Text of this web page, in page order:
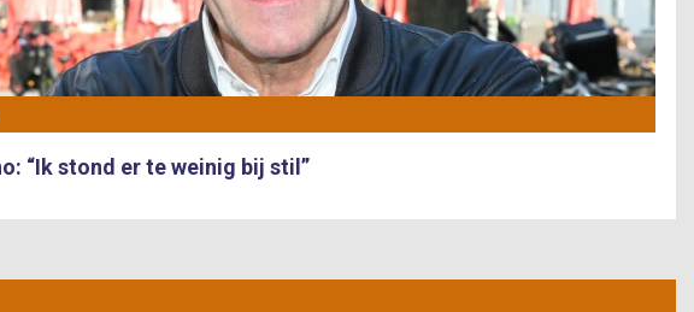
“Ik stond er te weinig bij stil”